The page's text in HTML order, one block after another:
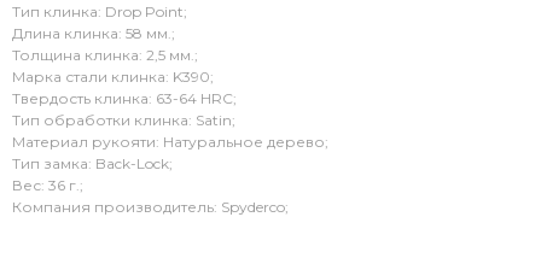
Тип клинка: Drop Point;
Длина клинка: 58 мм.;
Толщина клинка: 2,5 мм.;
Марка стали клинка: K390;
Твердость клинка: 63-64 HRC;
Тип обработки клинка: Satin;
Материал рукояти: Натуральное дерево;
Тип замка: Back-Lock;
Вес: 36 г.;
Компания производитель: Spyderco;